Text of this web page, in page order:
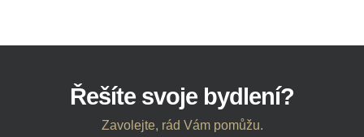
Řešíte svoje bydlení?
Zavolejte, rád Vám pomůžu.